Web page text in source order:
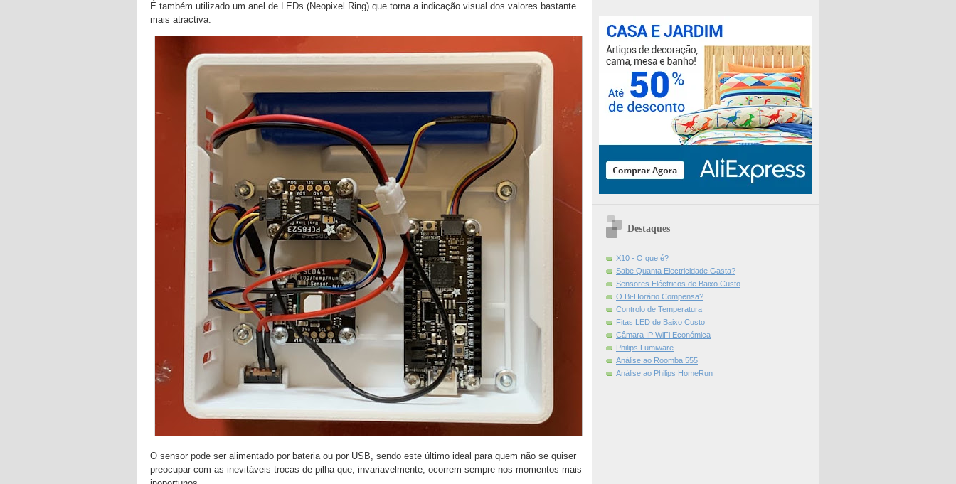
É também utilizado um anel de LEDs (Neopixel Ring) que torna a indicação visual dos valores bastante
mais atractiva.
O sensor pode ser alimentado por bateria ou por USB, sendo este último ideal para quem não se quiser
preocupar com as inevitáveis trocas de pilha que, invariavelmente, ocorrem sempre nos momentos mais
Destaques
X10 - O que é?
Sabe Quanta Electricidade Gasta?
Sensores Eléctricos de Baixo Custo
O Bi-Horário Compensa?
Controlo de Temperatura
Fitas LED de Baixo Custo
Câmara IP WiFi Económica
Philips Lumiware
Análise ao Roomba 555
Análise ao Philips HomeRun